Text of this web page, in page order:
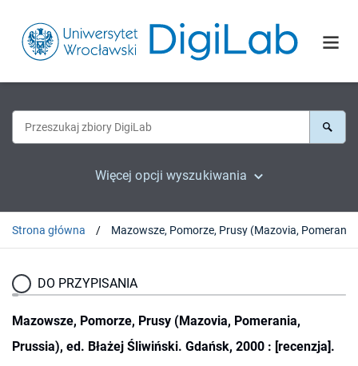
Więcej opcji wyszukiwania
Strona główna
DO PRZYPISANIA
Mazowsze, Pomorze, Prusy (Mazovia, Pomerania,
Prussia), ed. Błażej Śliwiński. Gdańsk, 2000 : [recenzja].